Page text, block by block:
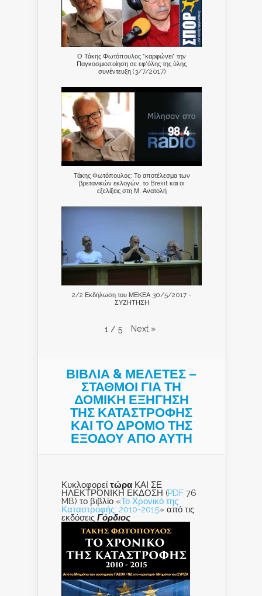
Ο Τάκης Φωτόπουλος "καρφώνει" την
Παγκοσμιοποίηση σε εφ'όλης της ύλης
συνέντευξη (3/7/2017)
Τάκης Φωτόπουλος: Το αποτέλεσμα των
βρετανικών εκλογών, το Brexit και οι
εξελίξεις στη Μ. Ανατολή
2/2 Εκδήλωση του ΜΕΚΕΑ 30/5/2017 -
ΣΥΖΗΤΗΣΗ
1 / 5 Next »
ΒΙΒΛΙΑ & ΜΕΛΕΤΕΣ –
ΣΤΑΘΜΟΙ ΓΙΑ ΤΗ
ΔΟΜΙΚΗ ΕΞΗΓΗΣΗ
ΤΗΣ ΚΑΤΑΣΤΡΟΦΗΣ
ΚΑΙ ΤO ΔΡΟΜΟ ΤΗΣ
ΕΞΟΔΟΥ ΑΠΟ ΑΥΤΗ
Κυκλοφορεί τώρα ΚΑΙ ΣΕ
ΗΛΕΚΤΡΟΝΙΚΗ ΕΚΔΟΣΗ (PDF 76
MB) το βιβλίο «Το Χρονικό της
Καταστροφής: 2010-2015» από τις
εκδόσεις Γόρδιος